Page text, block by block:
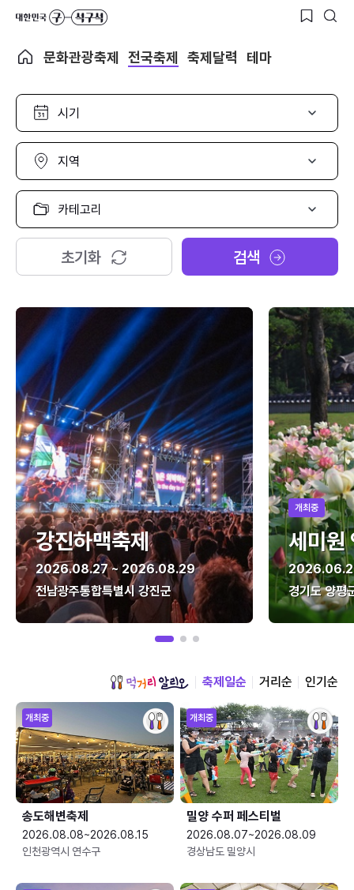
문화관광축제 전국축제 축제달력 테마
시
선
택
지
선
택
카
고
리
택
초기화 검색
강진하맥축제
2026.08.27 ~ 2026.08.29
전남광주통합특별시 강진군
개최중
세미원
경기도 양평
축제일순 거리순 인기순
개최중
송도해변축제
2026.08.08~2026.08.15
인천광역시 연수구
개최중
밀양 수퍼 페스티벌
2026.08.07~2026.08.09
경상남도 밀양시